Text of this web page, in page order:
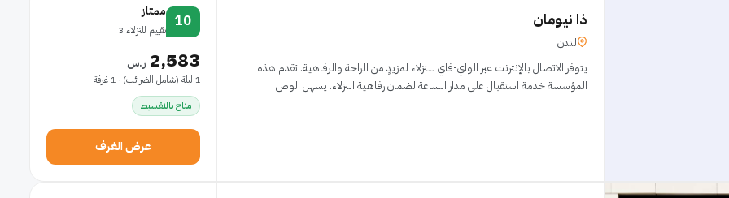
ذا نيومان
لندن
يتوفر الاتصال بالإنترنت عبر الواي-فاي للنزلاء لمزيدٍ من الراحة والرفاهية. تقدم هذه
المؤسسة خدمة استقبال على مدار الساعة لضمان رفاهية النزلاء. يسهل الوص
10
ممتاز
تقييم للنزلاء 3
2,583 ر.س
1 ليلة (شامل الضرائب) · 1 غرفة
متاح بالتقسيط
عرض الغرف